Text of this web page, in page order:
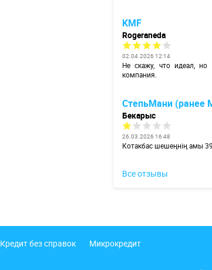
KMF
Rogeraneda
02.04.2026 12:14
Не скажу, что идеал, но
компания.
СтепьМани (ранее
Бекарыс
26.03.2026 16:48
Котакбас шешеңнің амы
Все отзывы
Кредит без справок Микрокредит